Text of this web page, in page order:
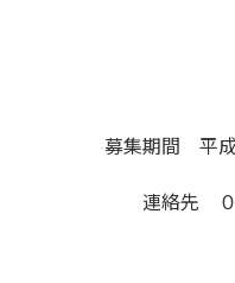
募集期間 平
連絡先 ０